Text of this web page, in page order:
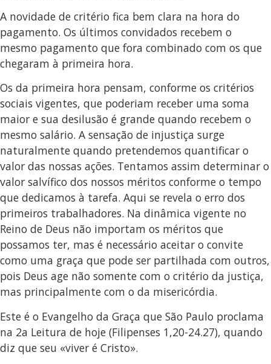
A novidade de critério fica bem clara na hora do
pagamento. Os últimos convidados recebem o
mesmo pagamento que fora combinado com os que
chegaram à primeira hora.
Os da primeira hora pensam, conforme os critérios
sociais vigentes, que poderiam receber uma soma
maior e sua desilusão é grande quando recebem o
mesmo salário. A sensação de injustiça surge
naturalmente quando pretendemos quantificar o
valor das nossas ações. Tentamos assim determinar o
valor salvífico dos nossos méritos conforme o tempo
que dedicamos à tarefa. Aqui se revela o erro dos
primeiros trabalhadores. Na dinâmica vigente no
Reino de Deus não importam os méritos que
possamos ter, mas é necessário aceitar o convite
como uma graça que pode ser partilhada com outros,
pois Deus age não somente com o critério da justiça,
mas principalmente com o da misericórdia.
Este é o Evangelho da Graça que São Paulo proclama
na 2a Leitura de hoje (Filipenses 1,20-24.27), quando
diz que seu «viver é Cristo».